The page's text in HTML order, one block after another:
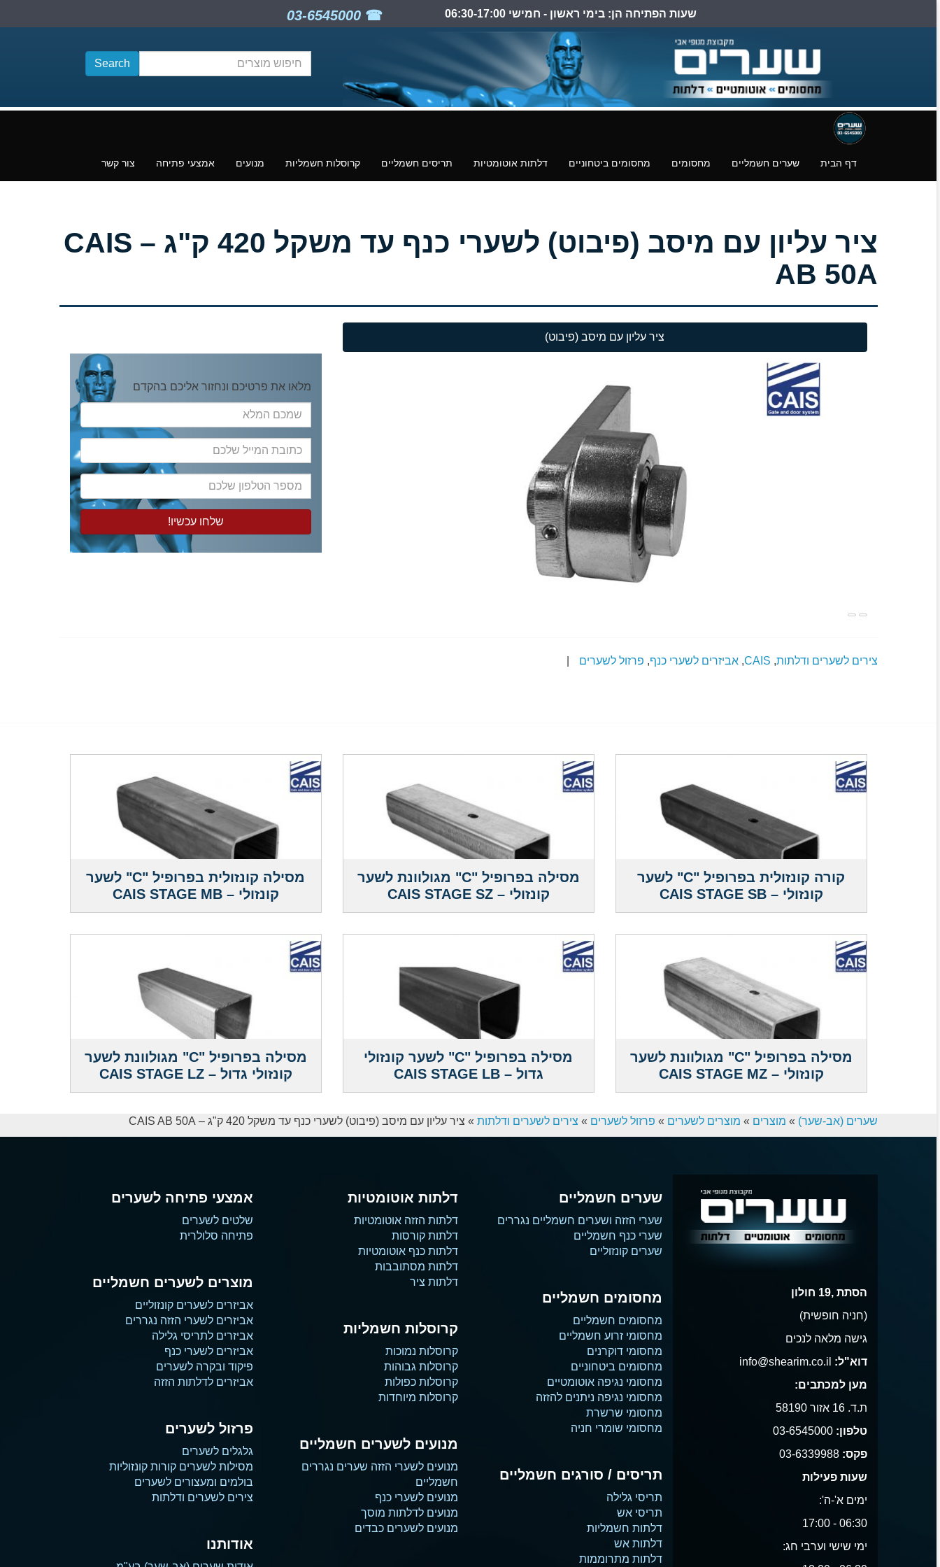
שעות הפתיחה הן: בימי ראשון - חמישי 06:30-17:00
חיפוש
תוכן
דף הבית שערים חשמליים מחסומים מחסומים ביטחוניים דלתות אוטומטיות תריסים חשמליים קרוסלות חשמליות מנועים אמצעי פתיחה צור קשר
ציר עליון עם מיסב (פיבוט) לשערי כנף עד משקל 420 ק"ג – CAIS
AB 50A
ציר עליון עם מיסב (פיבוט)
מלאו את פרטיכם ונחזור אליכם בהקדם
שמכם
המלא
כתובת
המייל
שלכם
מספר
הטלפון
שלכם
צירים לשערים ודלתות,
CAIS
,אביזרים לשערי כנף, פרזול לשערים
קורה קונזולית בפרופיל "C" לשער
קונזולי – CAIS STAGE SB
מסילה בפרופיל "C" מגולוונת לשער
קונזולי – CAIS STAGE SZ
מסילה קונזולית בפרופיל "C" לשער
קונזולי – CAIS STAGE MB
מסילה בפרופיל "C" מגולוונת לשער
קונזולי – CAIS STAGE MZ
מסילה בפרופיל "C" לשער קונזולי
גדול – CAIS STAGE LB
מסילה בפרופיל "C" מגולוונת לשער
קונזולי גדול – CAIS STAGE LZ
שערים (אב-שער) » מוצרים » מוצרים לשערים » פרזול לשערים » צירים לשערים ודלתות » ציר עליון עם מיסב (פיבוט) לשערי כנף עד משקל 420 ק"ג – CAIS AB 50A
הסתת ,19 חולון
(חניה חופשית)
גישה מלאה לנכים
דוא"ל:
מען למכתבים:
ת.ד. 16 אזור 58190
טלפון: 03-6545000
פקס: 03-6339988
שעות פעילות
ימים א'-ה':
06:30 - 17:00
ימי שישי וערבי חג:
שערים חשמליים
שערי הזזה ושערים חשמליים נגררים
שערי כנף חשמליים
שערים קונזוליים
מחסומים חשמליים
מחסומים חשמליים
מחסומי זרוע חשמליים
מחסומי דוקרנים
מחסומים ביטחוניים
מחסומי נגיפה אוטומטיים
מחסומי נגיפה ניתנים להזזה
מחסומי שרשרת
מחסומי שומרי חניה
תריסים / סורגים חשמליים
תריסי גלילה
תריסי אש
דלתות חשמליות
דלתות אש
דלתות מתרוממות
דלתות אוטומטיות
דלתות הזזה אוטומטיות
דלתות קורסות
דלתות כנף אוטומטיות
דלתות מסתובבות
דלתות ציר
קרוסלות חשמליות
קרוסלות נמוכות
קרוסלות גבוהות
קרוסלות כפולות
קרוסלות מיוחדות
מנועים לשערים חשמליים
מנועים לשערי הזזה שערים נגררים
חשמליים
מנועים לשערי כנף
מנועים לדלתות מוסך
מנועים לשערים כבדים
אמצעי פתיחה לשערים
שלטים לשערים
פתיחה סלולרית
מוצרים לשערים חשמליים
אביזרים לשערים קונזוליים
אביזרים לשערי הזזה נגררים
אביזרים לתריסי גלילה
אביזרים לשערי כנף
פיקוד ובקרה לשערים
אביזרים לדלתות הזזה
פרזול לשערים
גלגלים לשערים
מסילות לשערים קורות קונזוליות
בולמים ומעצורים לשערים
צירים לשערים ודלתות
אודותנו